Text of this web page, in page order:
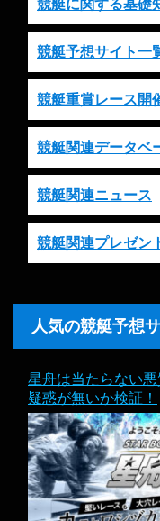
競艇に関する基礎
競艇予想サイト一
競艇重賞レース開
競艇関連データベ
競艇関連ニュース
競艇関連プレゼン
人気の競艇予想
星舟は当たらない
疑惑が無いか検証！